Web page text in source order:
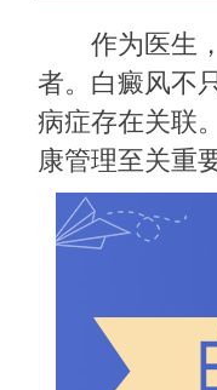
作为医生，
者。白癜风不
病症存在关联
康管理至关重要